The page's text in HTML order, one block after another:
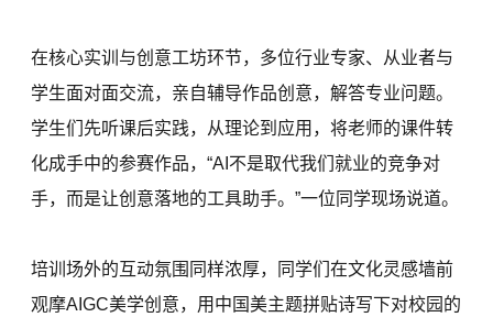
在核心实训与创意工坊环节，多位行业专家、从业者与
学生面对面交流，亲自辅导作品创意，解答专业问题。
学生们先听课后实践，从理论到应用，将老师的课件转
化成手中的参赛作品，“AI不是取代我们就业的竞争对
手，而是让创意落地的工具助手。”一位同学现场说道。
培训场外的互动氛围同样浓厚，同学们在文化灵感墙前
观摩AIGC美学创意，用中国美主题拼贴诗写下对校园的